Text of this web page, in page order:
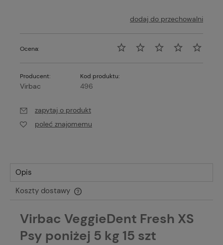
dodaj do przechowalni
Ocena:
Producent:
Virbac
Kod produktu:
496
zapytaj o produkt
poleć znajomemu
Opis
Koszty dostawy
Cena nie zawiera ewentualnych kosztów płatności
Virbac VeggieDent Fresh XS
Psy poniżej 5 kg 15 szt